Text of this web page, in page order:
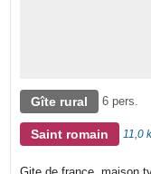
Gîte rural 6 pers.
Saint romain 11,0